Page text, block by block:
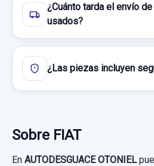
¿Cuánto tarda el envío
usados?
¿Las piezas incluyen
Sobre FIAT
En AUTODESGUACE OTONIEL